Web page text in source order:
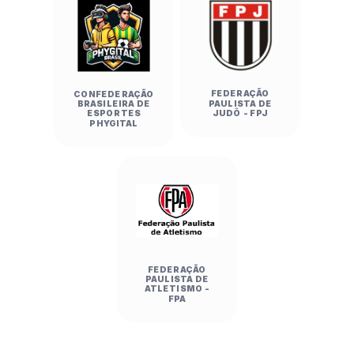
José dos Campos)
EE Prof. Raymi De Oliveira Baptista Pereira
(Bauru) 18 x 14 EE Dr. João Marciano De
Almeida (Franca)
Colégio Ábaco (São Bernardo do Campo) 30 x
16 Emeb Gilberta Vilela Rosa (Restinga)
Handebol Feminino — Etapa I:
EE Dr. João Marciano De Almeida (Franca) 20 x
11 EE Prof. Raymi De Oliveira Baptista Pereira
EE Clarice De Magalhães De Castro (São
Bernardo do Campo) 15 x 10 EE Prof. João Alves
CONFEDERAÇÃO
BRASILEIRA DE
ESPORTES
PHYGITAL
FEDERAÇÃO
PAULISTA DE
JUDÔ - FPJ
FEDERAÇÃO
PAULISTA DE
ATLETISMO -
FPA